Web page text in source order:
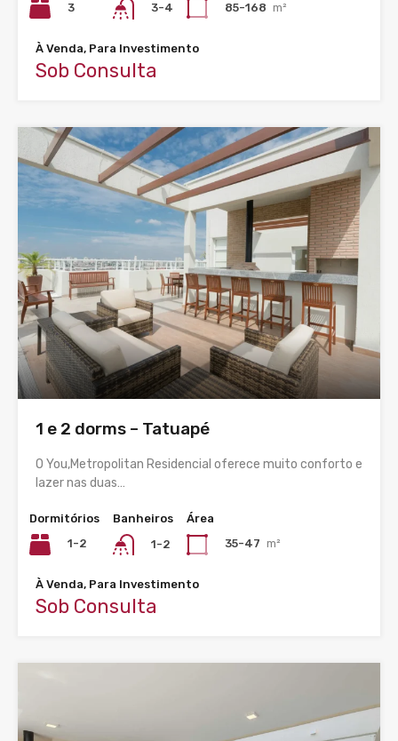
3
3-4
85-168 m²
À Venda, Para Investimento
Sob Consulta
1 e 2 dorms – Tatuapé
O You,Metropolitan Residencial oferece muito conforto e
lazer nas duas…
Dormitórios
1-2
Banheiros
1-2
Área
35-47 m²
À Venda, Para Investimento
Sob Consulta